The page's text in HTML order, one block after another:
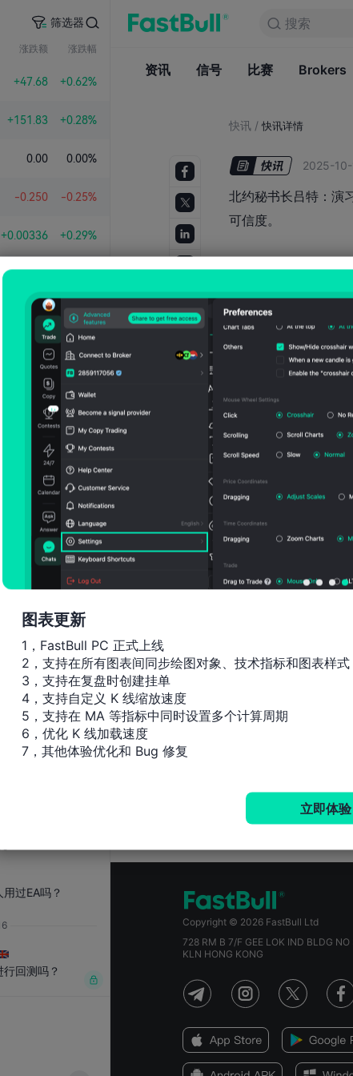
筛选器
涨跌额 涨跌幅
+47.68 +0.62%
+151.83 +0.28%
0.00 0.00%
-0.250 -0.25%
+0.00336 +0.29%
+0.00383
+101.79 +2.40%
-1.000 -1.29%
搜索
资
搜索
资讯 信号 比赛 Brokers
快讯 / 快讯详情
2025-
北约秘书长吕特：演
可信度。
Copyright © 2026 FastBull Ltd
728 RM B 7/F GEE LOK IND BLDG
KLN HONG KONG
图表更新
1，FastBull PC 正式上线
2，支持在所有图表间同步绘图对象、技术指标和图表样式
3，支持在复盘时创建挂单
4，支持自定义 K 线缩放速度
5，支持在 MA 等指标中同时设置多个计算周期
6，优化 K 线加载速度
7，其他体验优化和 Bug 修复
立即体验